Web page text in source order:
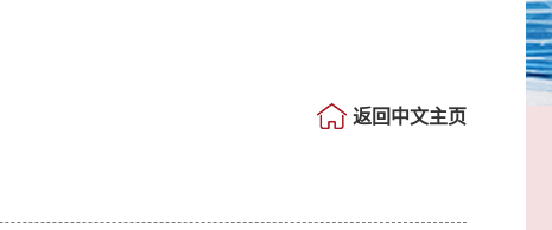
返回中文主页